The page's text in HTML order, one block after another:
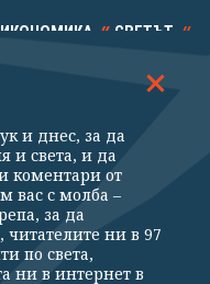
ИКОНОМИКА СВЕТЪТ
КАЛЕЙДОСКОП
поверителност
За Клуб Z
и днес, за да
и света, и да
коментари от
вас с молба –
за да
ни в 97
по света,
ни в интернет в